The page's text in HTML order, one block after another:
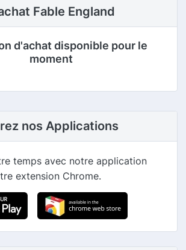
Fable England
d'achat disponible pour le
moment
nos Applications
temps avec notre application
extension Chrome.